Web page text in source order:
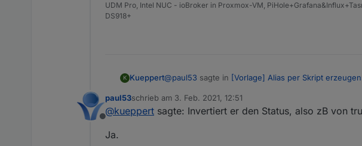
UDM Pro, Intel NUC - ioBroker in Proxmox-VM,
DS918+
K Kueppert@paul53 sagte in [Vorlage] Alias per Skript erzeugen
"!val"
Offline
paul53schrieb am 3. Feb. 2021, 12:51
zuletzt editiert von
@kueppert sagte: Invertiert er den Status, also zB von
Ja.